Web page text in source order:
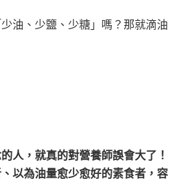
油、少鹽、少糖」嗎？那就滴油
，就真的對營養師誤會大了！
以為油量愈少愈好的素食者，容